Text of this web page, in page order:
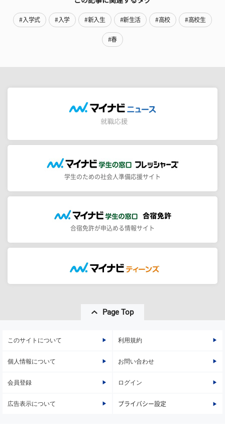
#入学式 #入学 #新入生 #新生活 #高校 #高校生
#春
学生のための社会人準備応援サイト
合宿免許が申込める情報サイト
Page Top
このサイトについて 利用規約
個人情報について お問い合わせ
会員登録 ログイン
広告表示について プライバシー設定